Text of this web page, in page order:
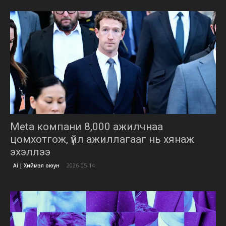
Meta компани 8,000 ажилчнаа
цомхотгож, үйл ажиллагааг нь хянаж
эхэллээ
Ai | Хиймэл оюун 2026-05-14